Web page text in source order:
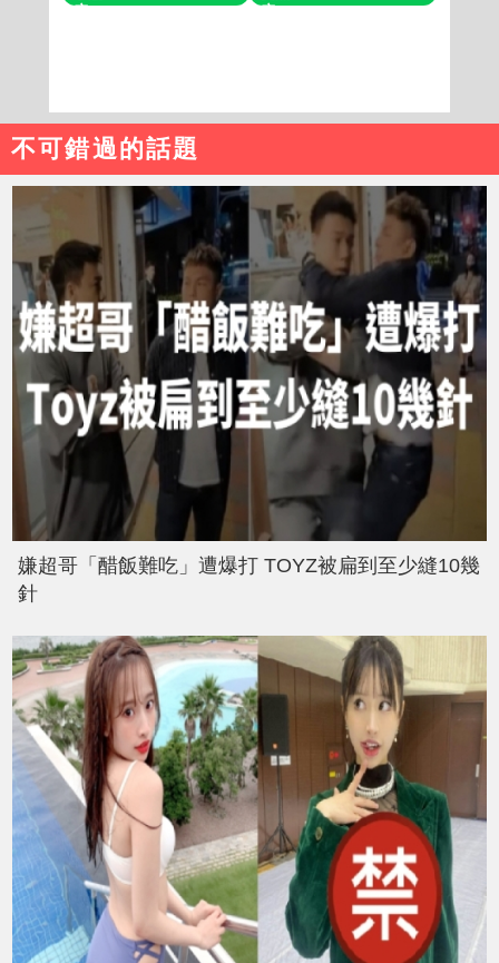
不可錯過的話題
嫌超哥「醋飯難吃」遭爆打 TOYZ被扁到至少縫10幾
針